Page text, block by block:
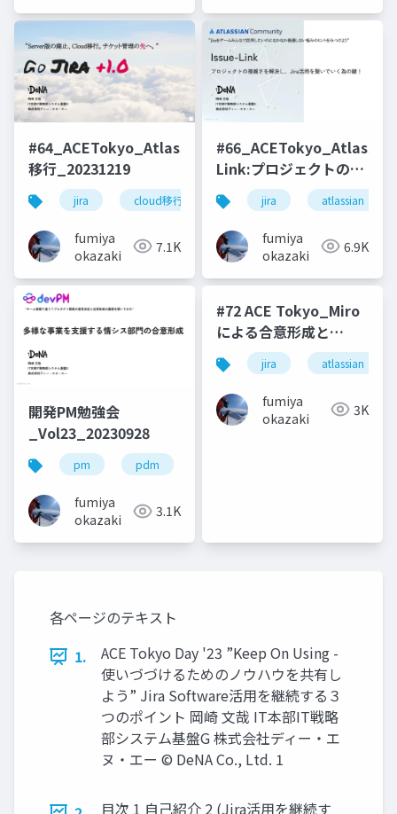
#64_ACETokyo_Atlassian_GoJira+1.0_Cloud
移行_20231219
jira cloud移行 atlassian
fumiya
okazaki
7.1K
Link:プロジェクトの複
雑さを解決し、Jira活
用を繋いでいく為の
鍵！_20240717
jira atlassian
fumiya
okazaki
6.9K
開発PM勉強会
_Vol23_20230928
pm pdm
fumiya
okazaki
3.1K
#72 ACE Tokyo_Miro
による合意形成と
Jira_Confluenceでの
ナレッジ管理
_20250513
jira atlassian
fumiya
okazaki
3K
各ページのテキスト
1.
ACE Tokyo Day '23 ”Keep On Using -
使いづづけるためのノウハウを共有し
よう” Jira Software活用を継続する３
つのポイント 岡崎 文哉 IT本部IT戦略
部システム基盤G 株式会社ディー・エ
ヌ・エー © DeNA Co., Ltd. 1
目次 1 自己紹介 2 (Jira活用を継続す